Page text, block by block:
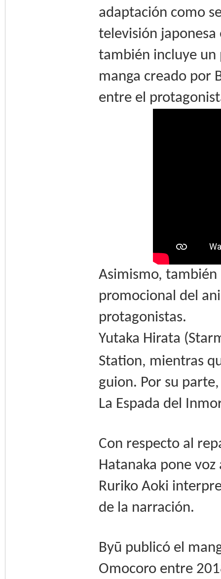
adaptación como
televisión
también incluye un
manga creado por
entre el
Asimismo,
promocional del
protagonistas.
Yutaka Hirata
Station, mientras
guion. Por su
La Espada del
Con respecto al
Hatanaka pone
Ruriko Aoki
de la narración.
Byū publicó el
Omocoro entre